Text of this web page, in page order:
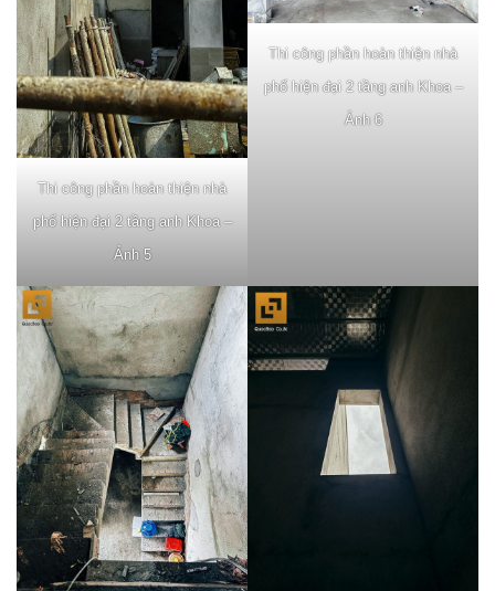
Thi công phần hoàn thiện nhà
phố hiện đại 2 tầng anh Khoa –
Ảnh 5
Thi công phần hoàn thiện nhà
phố hiện đại 2 tầng anh Khoa –
Ảnh 6